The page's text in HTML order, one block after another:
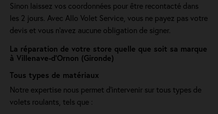
Sinon laissez vos coordonnées pour être recontacté dans
les 2 jours. Avec Allo Volet Service, vous ne payez pas votre
devis et vous n'avez aucune obligation de signer.
La réparation de votre store quelle que soit sa marque
à Villenave-d’Ornon (Gironde)
Tous types de matériaux
Notre expertise nous permet d'intervenir sur tous types de
volets roulants, tels que :